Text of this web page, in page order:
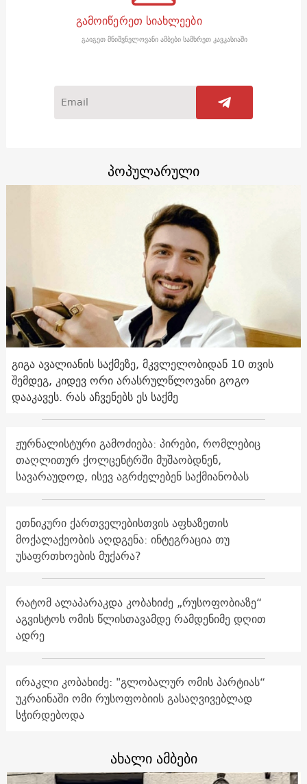
გამოიწერეთ სიახლეები
გაიგეთ მნიშვნელოვანი ამბები სამხრეთ კავკასიაში
პოპულარული
გიგა ავალიანის საქმეზე, მკვლელობიდან 10 თვის
შემდეგ, კიდევ ორი არასრულწლოვანი გოგო
დააკავეს. რას აჩვენებს ეს საქმე
ჟურნალისტური გამოძიება: პირები, რომლებიც
თაღლითურ ქოლცენტრში მუშაობდნენ,
სავარაუდოდ, ისევ აგრძელებენ საქმიანობას
ეთნიკური ქართველებისთვის აფხაზეთის
მოქალაქეობის აღდგენა: ინტეგრაცია თუ
უსაფრთხოების მუქარა?
რატომ ალაპარაკდა კობახიძე „რუსოფობიაზე“
აგვისტოს ომის წლისთავამდე რამდენიმე დღით
ადრე
ირაკლი კობახიძე: "გლობალურ ომის პარტიას“
უკრაინაში ომი რუსოფობიის გასაღვივებლად
სჭირდებოდა
ახალი ამბები